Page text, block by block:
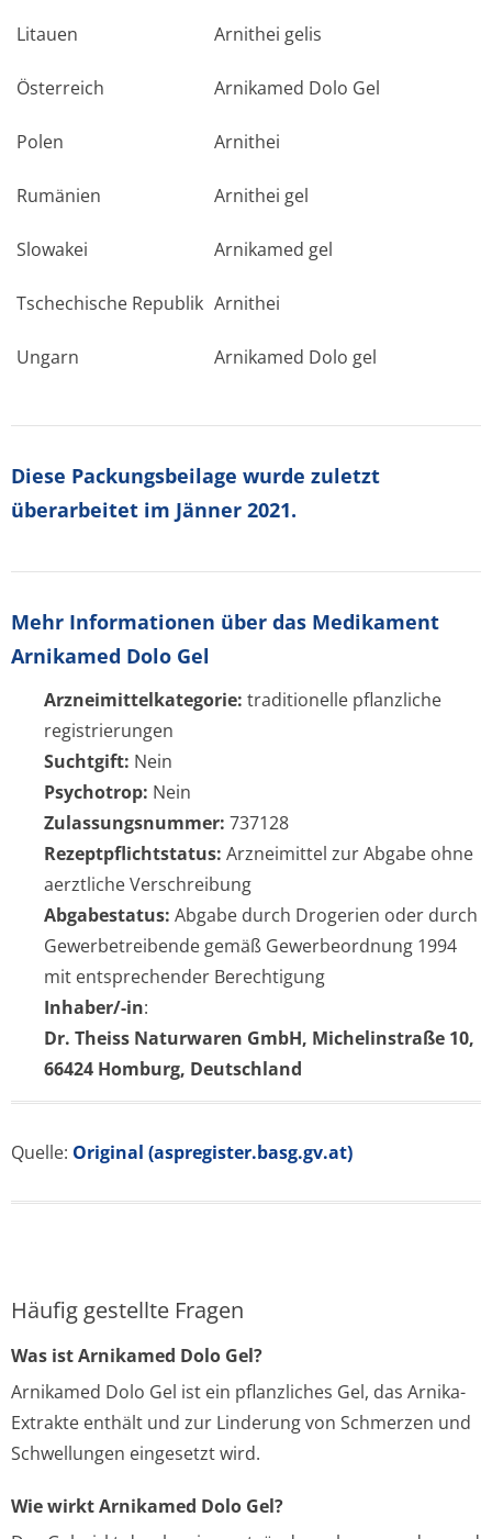
Litauen Arnithei gelis
Österreich Arnikamed Dolo Gel
Polen Arnithei
Rumänien Arnithei gel
Slowakei Arnikamed gel
Tschechische Republik Arnithei
Ungarn Arnikamed Dolo gel
Diese Packungsbeilage wurde zuletzt
überarbeitet im Jänner 2021.
Mehr Informationen über das Medikament
Arnikamed Dolo Gel
Arzneimittelkategorie: traditionelle pflanzliche
registrierungen
Suchtgift: Nein
Psychotrop: Nein
Zulassungsnummer: 737128
Rezeptpflichtstatus: Arzneimittel zur Abgabe ohne
aerztliche Verschreibung
Abgabestatus: Abgabe durch Drogerien oder durch
Gewerbetreibende gemäß Gewerbeordnung 1994
mit entsprechender Berechtigung
Inhaber/-in:
Dr. Theiss Naturwaren GmbH, Michelinstraße 10,
66424 Homburg, Deutschland
Quelle: Original (aspregister.basg.gv.at)
Häufig gestellte Fragen
Was ist Arnikamed Dolo Gel?
Arnikamed Dolo Gel ist ein pflanzliches Gel, das Arnika-
Extrakte enthält und zur Linderung von Schmerzen und
Schwellungen eingesetzt wird.
Wie wirkt Arnikamed Dolo Gel?